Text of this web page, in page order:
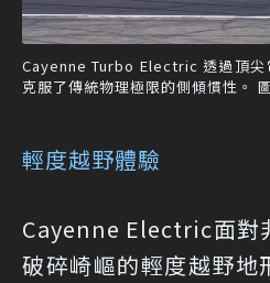
Cayenne Turbo Electric 透過頂尖
克服了傳統物理極限的側傾慣性。
輕度越野體驗
Cayenne Electric面對
破碎崎嶇的輕度越野地